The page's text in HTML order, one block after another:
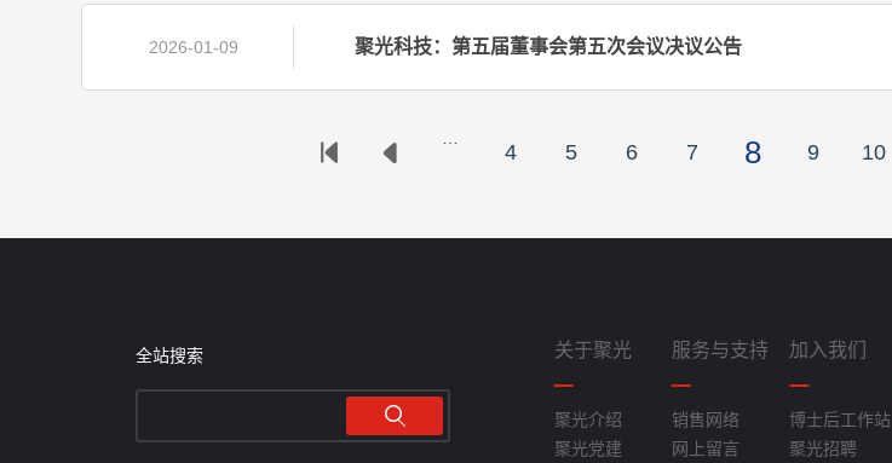
2026-01-09 聚光科技：第五届董事会第五次会议决议公告
4 5 6 7 8 9 10
全站搜索 关于聚光
聚光介绍
聚光党建
服务与支持
销售网络
网上留言
加入我们
博士后工作站
聚光招聘